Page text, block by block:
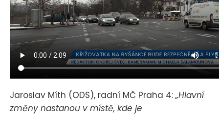
Jaroslav Míth (ODS), radní MČ Praha 4:„Hlavní
změny nastanou v místě, kde je